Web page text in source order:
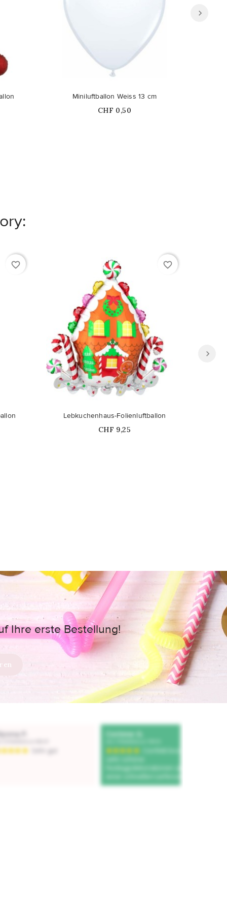
Miniluftballon Weiss 13 cm
Price
CHF 0,50
favorite_border favorite_border
Lebkuchenhaus-Folienluftballon
Price
CHF 9,25
Ihre erste Bestellung!